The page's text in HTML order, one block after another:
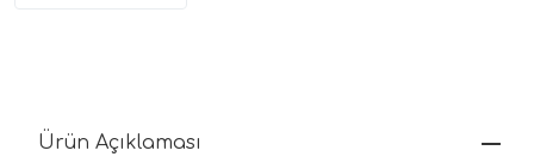
Ürün Açıklaması